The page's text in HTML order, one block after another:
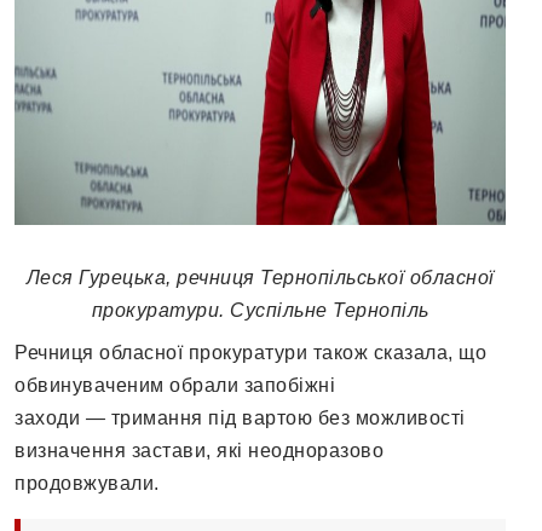
Леся Гурецька, речниця Тернопільської обласної
прокуратури. Суспільне Тернопіль
Речниця обласної прокуратури також сказала, що
обвинуваченим обрали запобіжні
заходи — тримання під вартою без можливості
визначення застави, які неодноразово
продовжували.